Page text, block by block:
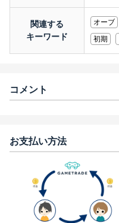
関連する
キーワード
オーブ
初期
コメント
お支払い方法